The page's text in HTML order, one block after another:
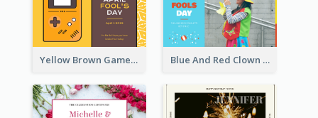
Yellow Brown Games Illustration April Fools Day Postcard Blue And Red Clown Photo April Fools Day Postcard